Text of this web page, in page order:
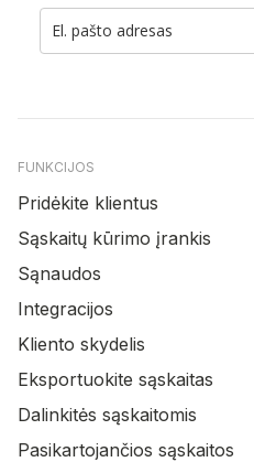
FUNKCIJOS
Pridėkite klientus
Sąskaitų kūrimo įrankis
Sąnaudos
Integracijos
Kliento skydelis
Eksportuokite sąskaitas
Dalinkitės sąskaitomis
Pasikartojančios sąskaitos